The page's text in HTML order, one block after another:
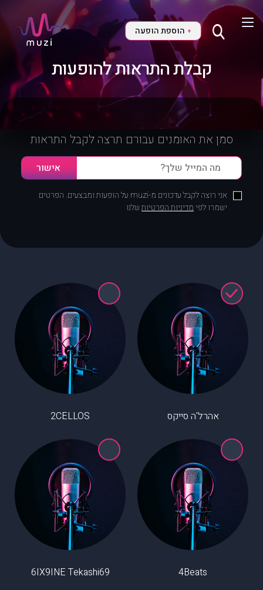
+ הוספת הופעה
קבלת התראות להופעות
סמן את האומנים עבורם תרצה לקבל התראות
אני רוצה לקבל עדכונים מ-muzi על הופעות ומבצעים. הפרטים
ישמרו לפימדיניות הפרטיותשלנו
אהרל'ה סייקס 2CELLOS
4Beats
6IX9INE Tekashi69